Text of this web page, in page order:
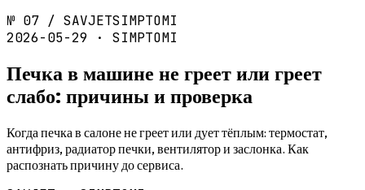
№ 07 / SAVJETSIMPTOMI
2026-05-29 · SIMPTOMI
Печка в машине не греет или греет
слабо: причины и проверка
Когда печка в салоне не греет или дует тёплым: термостат,
антифриз, радиатор печки, вентилятор и заслонка. Как
распознать причину до сервиса.